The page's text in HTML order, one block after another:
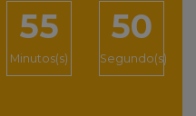
55
Minutos(s)
49
Segundo(s)